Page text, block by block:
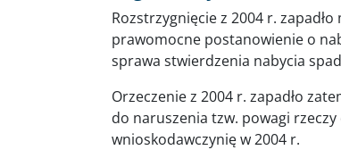
Rozstrzygnięcie z 2004 r.
prawomocne postanowienie o
sprawa stwierdzenia nabycia
Orzeczenie z 2004 r. zapadło
do naruszenia tzw. powagi
wnioskodawczynię w 2004 r.